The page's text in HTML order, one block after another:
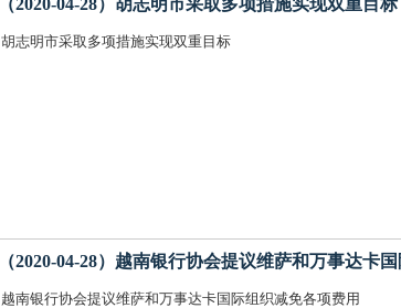
胡志明市采取多项措施实现双重目标
（2020-04-28）越南银行协会提议​维萨和万事达卡
越南银行协会提议​维萨和万事达卡国际组织减免各项费用